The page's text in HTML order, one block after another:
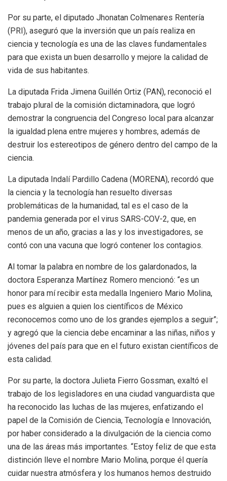
Por su parte, el diputado Jhonatan Colmenares Rentería
(PRI), aseguró que la inversión que un país realiza en
ciencia y tecnología es una de las claves fundamentales
para que exista un buen desarrollo y mejore la calidad de
vida de sus habitantes.
La diputada Frida Jimena Guillén Ortiz (PAN), reconoció el
trabajo plural de la comisión dictaminadora, que logró
demostrar la congruencia del Congreso local para alcanzar
la igualdad plena entre mujeres y hombres, además de
destruir los estereotipos de género dentro del campo de la
ciencia.
La diputada Indalí Pardillo Cadena (MORENA), recordó que
la ciencia y la tecnología han resuelto diversas
problemáticas de la humanidad, tal es el caso de la
pandemia generada por el virus SARS-COV-2, que, en
menos de un año, gracias a las y los investigadores, se
contó con una vacuna que logró contener los contagios.
Al tomar la palabra en nombre de los galardonados, la
doctora Esperanza Martínez Romero mencionó: “es un
honor para mí recibir esta medalla Ingeniero Mario Molina,
pues es alguien a quien los científicos de México
reconocemos como uno de los grandes ejemplos a seguir”;
y agregó que la ciencia debe encaminar a las niñas, niños y
jóvenes del país para que en el futuro existan científicos de
esta calidad.
Por su parte, la doctora Julieta Fierro Gossman, exaltó el
trabajo de los legisladores en una ciudad vanguardista que
ha reconocido las luchas de las mujeres, enfatizando el
papel de la Comisión de Ciencia, Tecnología e Innovación,
por haber considerado a la divulgación de la ciencia como
una de las áreas más importantes. “Estoy feliz de que esta
distinción lleve el nombre Mario Molina, porque él quería
cuidar nuestra atmósfera y los humanos hemos destruido